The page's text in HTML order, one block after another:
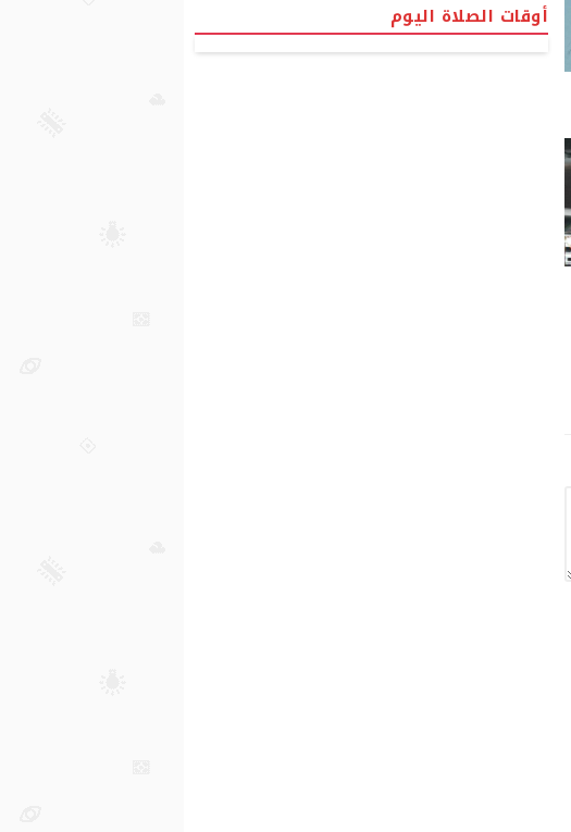
أوقات الصلاة اليوم